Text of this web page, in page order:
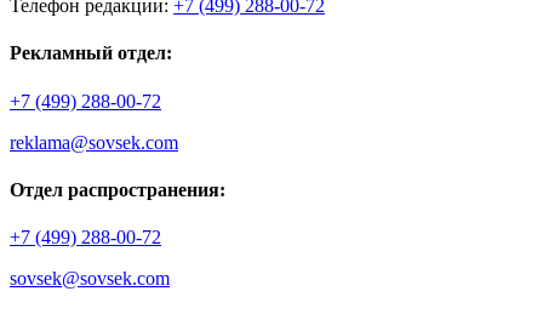
Телефон редакции: +7 (499) 288-00-72
Рекламный отдел:
+7 (499) 288-00-72
reklama@sovsek.com
Отдел распространения:
+7 (499) 288-00-72
sovsek@sovsek.com